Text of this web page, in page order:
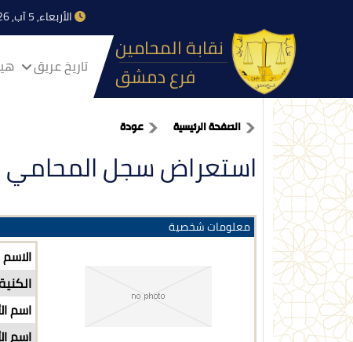
الأربعاء, 5 آب, 2026
تاريخ عريق
نقابة المحامين
فرع دمشق
الصفحة الرئيسية عودة
استعراض سجل المحامي
معلومات شخصية
الاسم
اسم
اسم